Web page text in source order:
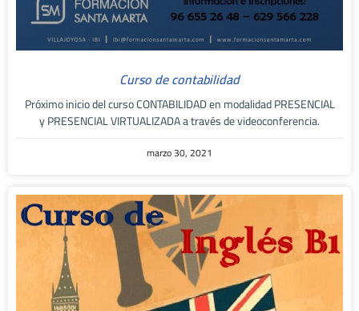
Curso de contabilidad
Próximo inicio del curso CONTABILIDAD en modalidad PRESENCIAL
y PRESENCIAL VIRTUALIZADA a través de videoconferencia.
marzo 30, 2021